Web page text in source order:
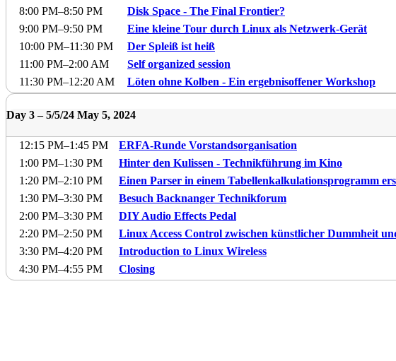
8:00 PM–8:50 PM
Disk Space - The Final Frontier?
9:00 PM–9:50 PM
Eine kleine Tour durch Linux als Netzwerk-Gerät
10:00 PM–11:30 PM
Der Spleiß ist heiß
11:00 PM–2:00 AM
Self organized session
11:30 PM–12:20 AM Löten ohne Kolben - Ein ergebnisoffener Workshop
Day 3 –5/5/24 May 5, 2024
12:15 PM–1:45 PM
ERFA-Runde Vorstandsorganisation
1:00 PM–1:30 PM
Hinter den Kulissen - Technikführung im Kino
1:20 PM–2:10 PM
Einen Parser in einem Tabellenkalkulationsprogramm
1:30 PM–3:30 PM
Besuch Backnanger Technikforum
2:00 PM–3:30 PM
DIY Audio Effects Pedal
2:20 PM–2:50 PM
Linux Access Control zwischen künstlicher Dummheit
3:30 PM–4:20 PM
Introduction to Linux Wireless
4:30 PM–4:55 PM Closing